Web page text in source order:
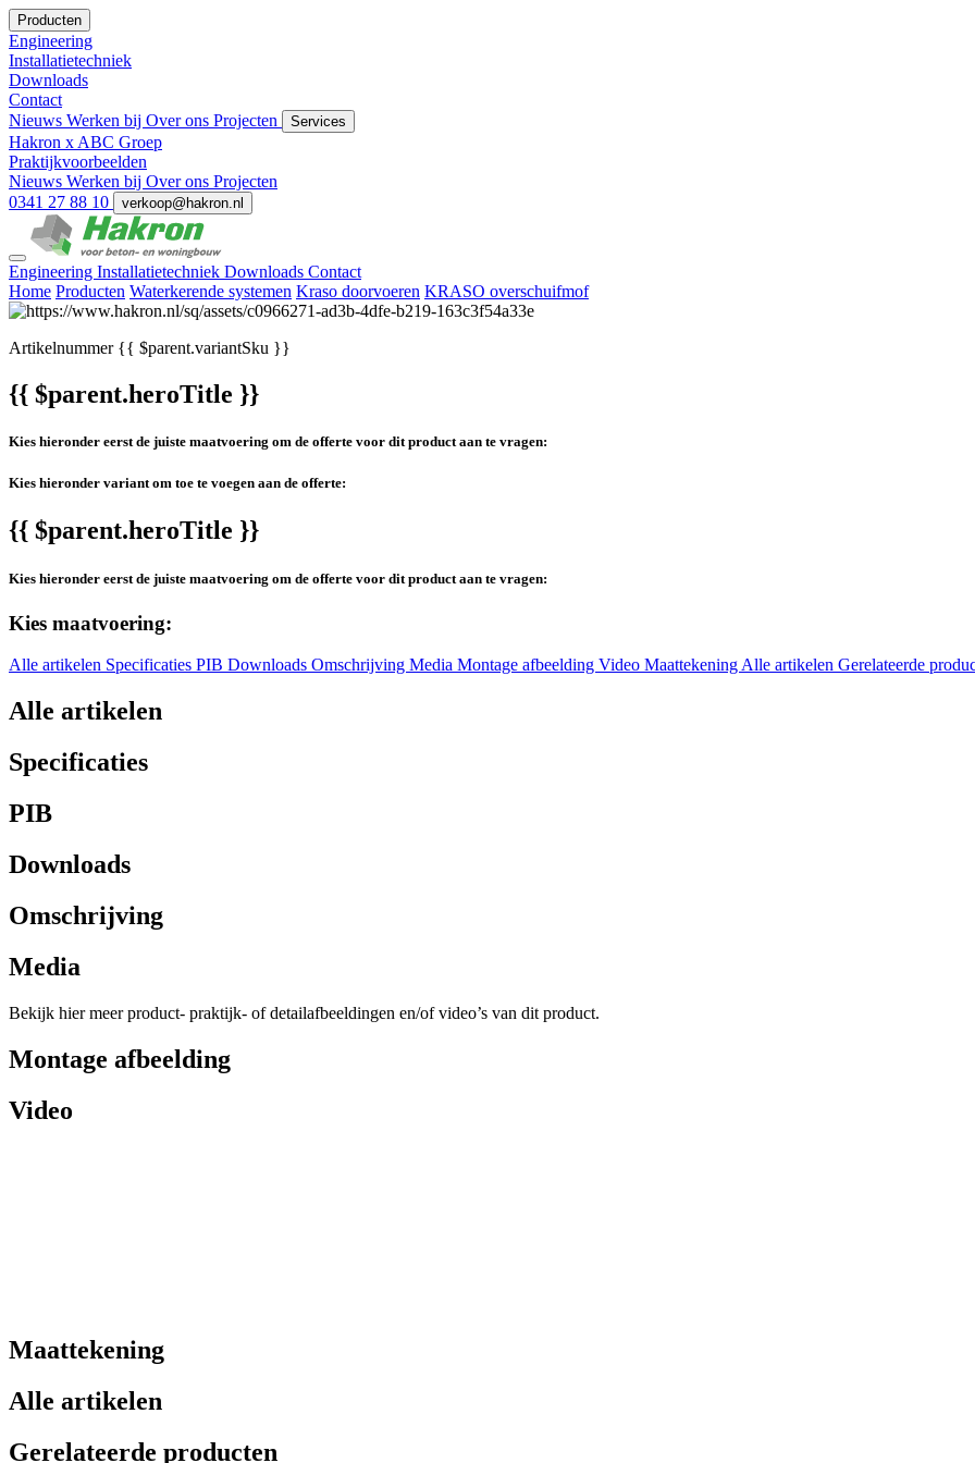
Producten
Engineering
Installatietechniek
Downloads
Contact
Nieuws Werken bij Over ons Projecten Services
Hakron x ABC Groep
Praktijkvoorbeelden
Nieuws Werken bij Over ons Projecten
0341 27 88 10
verkoop@hakron.nl
Engineering Installatietechniek Downloads Contact
Home Producten Waterkerende systemen Kraso doorvoeren KRASO overschuifmof
Artikelnummer{{ $parent.variantSku }}
{{ $parent.heroTitle }}
Kies hieronder eerst de juiste maatvoering om de offerte voor dit product aan te vragen:
Kies hieronder variant om toe te voegen aan de offerte:
{{ $parent.heroTitle }}
Kies hieronder eerst de juiste maatvoering om de offerte voor dit product aan te vragen:
Kies maatvoering:
Alle artikelen Specificaties PIB Downloads Omschrijving Media Montage afbeelding Video MaattekeningAlle artikelen Gerelateerde
Alle artikelen
Specificaties
PIB
Downloads
Omschrijving
Media
Bekijk hier meer product- praktijk- of detailafbeeldingen en/of video’s van dit product.
Montage afbeelding
Video
Maattekening
Alle artikelen
Gerelateerde producten